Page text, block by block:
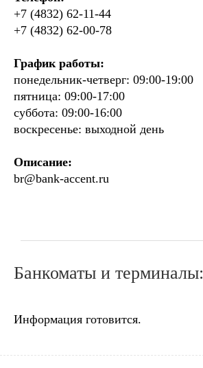
+7 (4832) 62-11-44
+7 (4832) 62-00-78
График работы:
понедельник-четверг: 09:00-19:00
пятница: 09:00-17:00
суббота: 09:00-16:00
воскресенье: выходной день
Описание:
br@bank-accent.ru
Банкоматы и терминалы:
Информация готовится.